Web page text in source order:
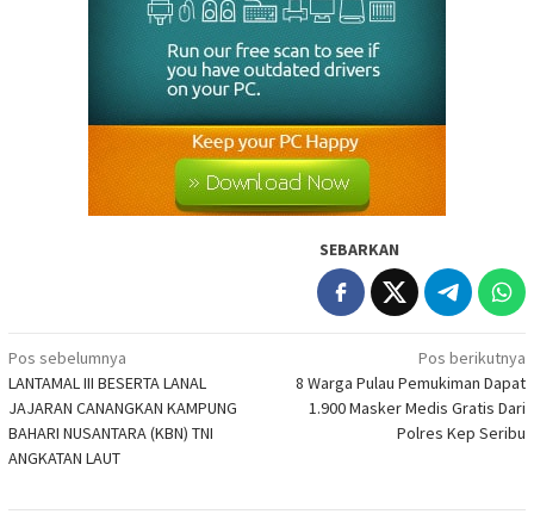
SEBARKAN
Navigasi
pos
Pos sebelumnya
LANTAMAL III BESERTA LANAL
JAJARAN CANANGKAN KAMPUNG
BAHARI NUSANTARA (KBN) TNI
ANGKATAN LAUT
Pos berikutnya
8 Warga Pulau Pemukiman Dapat
1.900 Masker Medis Gratis Dari
Polres Kep Seribu